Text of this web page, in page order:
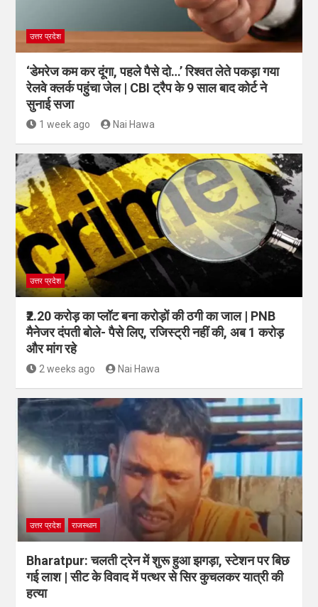
उत्तर प्रदेश
‘डेमरेज कम कर दूंगा, पहले पैसे दो…’ रिश्वत लेते पकड़ा गया
रेलवे क्लर्क पहुंचा जेल | CBI ट्रैप के 9 साल बाद कोर्ट ने
सुनाई सजा
1 week ago Nai Hawa
उत्तर प्रदेश
₹2.20 करोड़ का प्लॉट बना करोड़ों की ठगी का जाल | PNB
मैनेजर दंपती बोले- पैसे लिए, रजिस्ट्री नहीं की, अब 1 करोड़
और मांग रहे
2 weeks ago Nai Hawa
उत्तर प्रदेश राजस्थान
Bharatpur: चलती ट्रेन में शुरू हुआ झगड़ा, स्टेशन पर बिछ
गई लाश | सीट के विवाद में पत्थर से सिर कुचलकर यात्री की
हत्या